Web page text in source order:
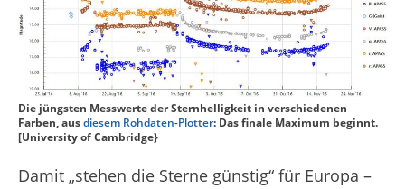
Die jüngsten Messwerte der Sternhelligkeit in verschiedenen
Farben, ausdiesem Rohdaten-Plotter: Das finale Maximum beginnt.
[University of Cambridge}
Damit „stehen die Sterne günstig“ für Europa –